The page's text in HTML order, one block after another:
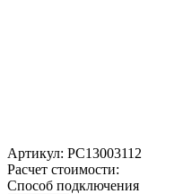
Артикул: РС13003112
Расчет стоимости:
Способ подключения